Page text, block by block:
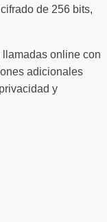
de 256 bits,
online con
adicionales
y